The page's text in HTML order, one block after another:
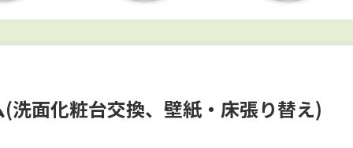
面化粧台交換、壁紙・床張り替え)